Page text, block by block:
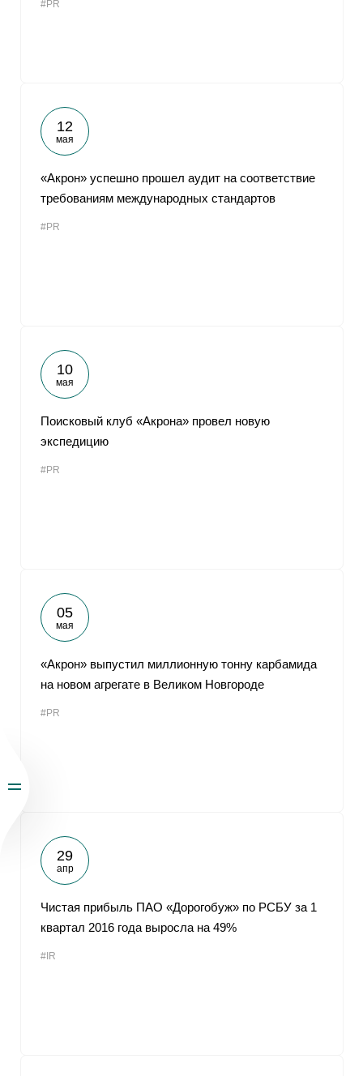
#PR
12
мая
«Акрон» успешно прошел аудит на соответствие
требованиям международных стандартов
#PR
10
мая
Поисковый клуб «Акрона» провел новую
экспедицию
#PR
05
мая
«Акрон» выпустил миллионную тонну карбамида
на новом агрегате в Великом Новгороде
#PR
29
апр
Чистая прибыль ПАО «Дорогобуж» по РСБУ за 1
квартал 2016 года выросла на 49%
#IR